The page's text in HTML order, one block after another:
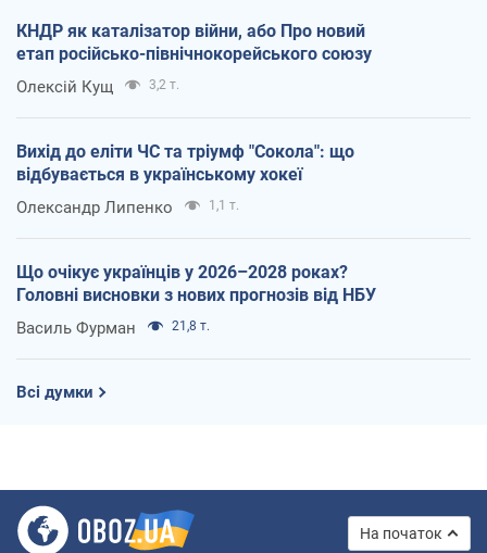
КНДР як каталізатор війни, або Про новий
етап російсько-північнокорейського союзу
Олексій Кущ 3,2 т.
Вихід до еліти ЧС та тріумф "Сокола": що
відбувається в українському хокеї
Олександр Липенко 1,1 т.
Що очікує українців у 2026–2028 роках?
Головні висновки з нових прогнозів від НБУ
Василь Фурман 21,8 т.
Всі думки
На початок